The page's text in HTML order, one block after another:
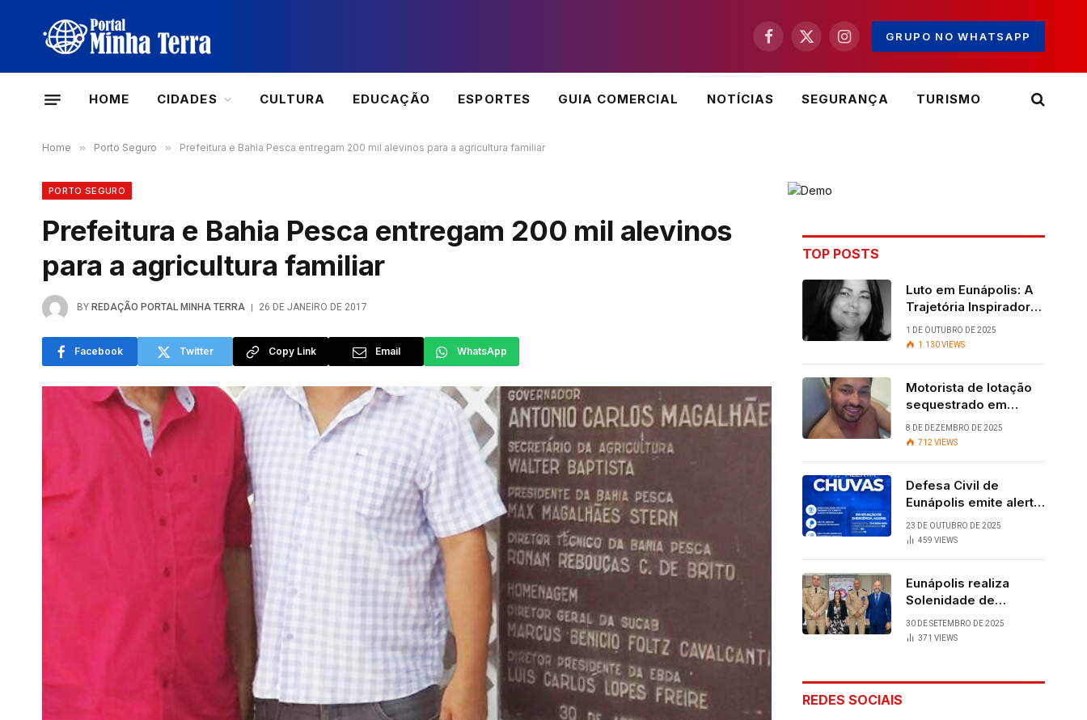
Facebook
X
Instagram
GRUPO NO WHATSAPP
HOME CIDADES CULTURA EDUCAÇÃO ESPORTES GUIA COMERCIAL NOTÍCIAS SEGURANÇA TURISMO
Home » Porto Seguro » Prefeitura e Bahia Pesca entregam 200 mil alevinos para a agricultura familiar
PORTO SEGURO
Prefeitura e Bahia Pesca entregam 200 mil alevinos
para a agricultura familiar
BY REDAÇÃO PORTAL MINHA TERRA 26 DE JANEIRO DE 2017
Facebook Twitter Copy Link Email WhatsApp
TOP POSTS
Luto em Eunápolis: A
Trajetória Inspiradora
da ex-vereadora Ruth
Contadora
1 DE OUTUBRO DE 2025
1.130VIEWS
Motorista de lotação
sequestrado em
Eunápolis é
encontrado com vida
8 DE DEZEMBRO DE 2025
712 VIEWS
Defesa Civil de
Eunápolis emite alerta
para chuvas
23 DE OUTUBRO DE 2025
459 VIEWS
Eunápolis realiza
Solenidade de
Assunção do 28º
BPM, conquista
Cláudia e Robério
30 DE SETEMBRO DE 2025
371 VIEWS
REDES SOCIAIS